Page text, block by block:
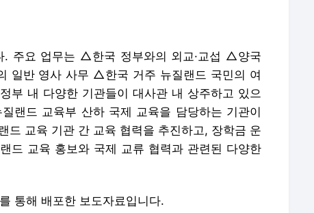
. 주요 업무는 △한국 정부와의 외교·교섭 △양국
일반 영사 사무 △한국 거주 뉴질랜드 국민의 여
부 내 다양한 기관들이 대사관 내 상주하고 있으
랜드 교육부 산하 국제 교육을 담당하는 기관이
드 교육 기관 간 교육 협력을 추진하고, 장학금 운
드 교육 홍보와 국제 교류 협력과 관련된 다양한
통해 배포한 보도자료입니다.